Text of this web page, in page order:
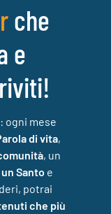
che
e
ogni mese
di vita,
, un
Santo e
potrai
che più